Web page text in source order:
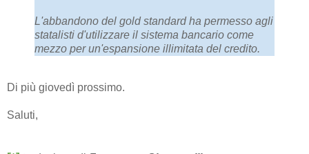
L'abbandono del gold standard ha permesso agli
statalisti d'utilizzare il sistema bancario come
mezzo per un'espansione illimitata del credito.
Di più giovedì prossimo.
Saluti,